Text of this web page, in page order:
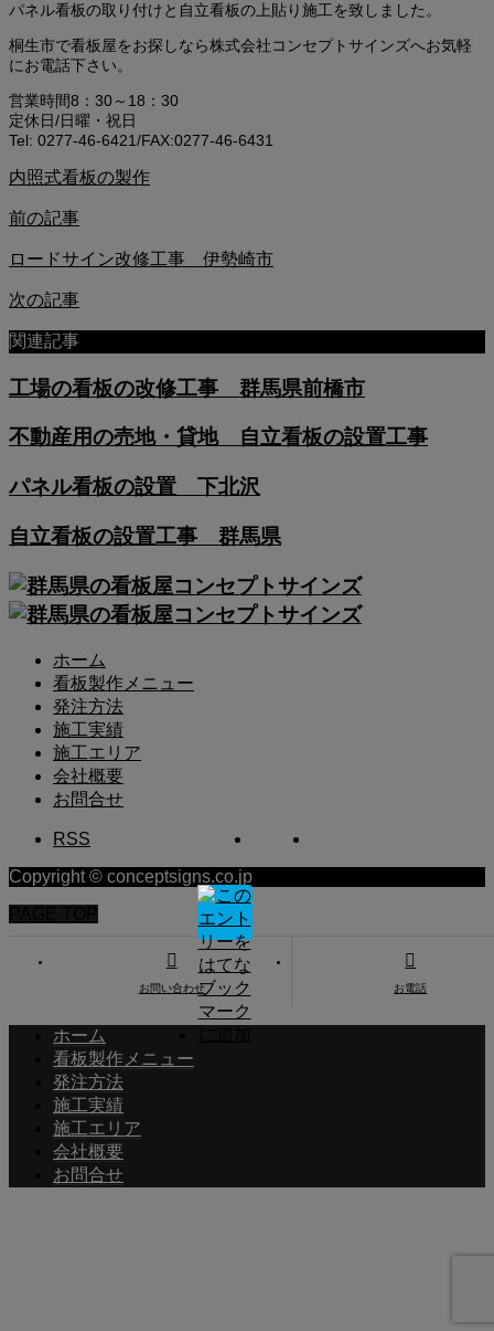
パネル看板の取り付けと自立看板の上貼り施工を致しました。
桐生市で看板屋をお探しなら株式会社コンセプトサインズへお気軽
にお電話下さい。
営業時間8：30～18：30
定休日/日曜・祝日
Tel: 0277-46-6421/FAX:0277-46-6431
内照式看板の製作
前の記事
ロードサイン改修工事 伊勢崎市
次の記事
関連記事
工場の看板の改修工事 群馬県前橋市
不動産用の売地・貸地 自立看板の設置工事
パネル看板の設置 下北沢
自立看板の設置工事 群馬県
ホーム
看板製作メニュー
発注方法
施工実績
施工エリア
会社概要
お問合せ
RSS
Copyright © conceptsigns.co.jp
お問い合わせ お電話
ホーム
看板製作メニュー
発注方法
施工実績
施工エリア
会社概要
お問合せ